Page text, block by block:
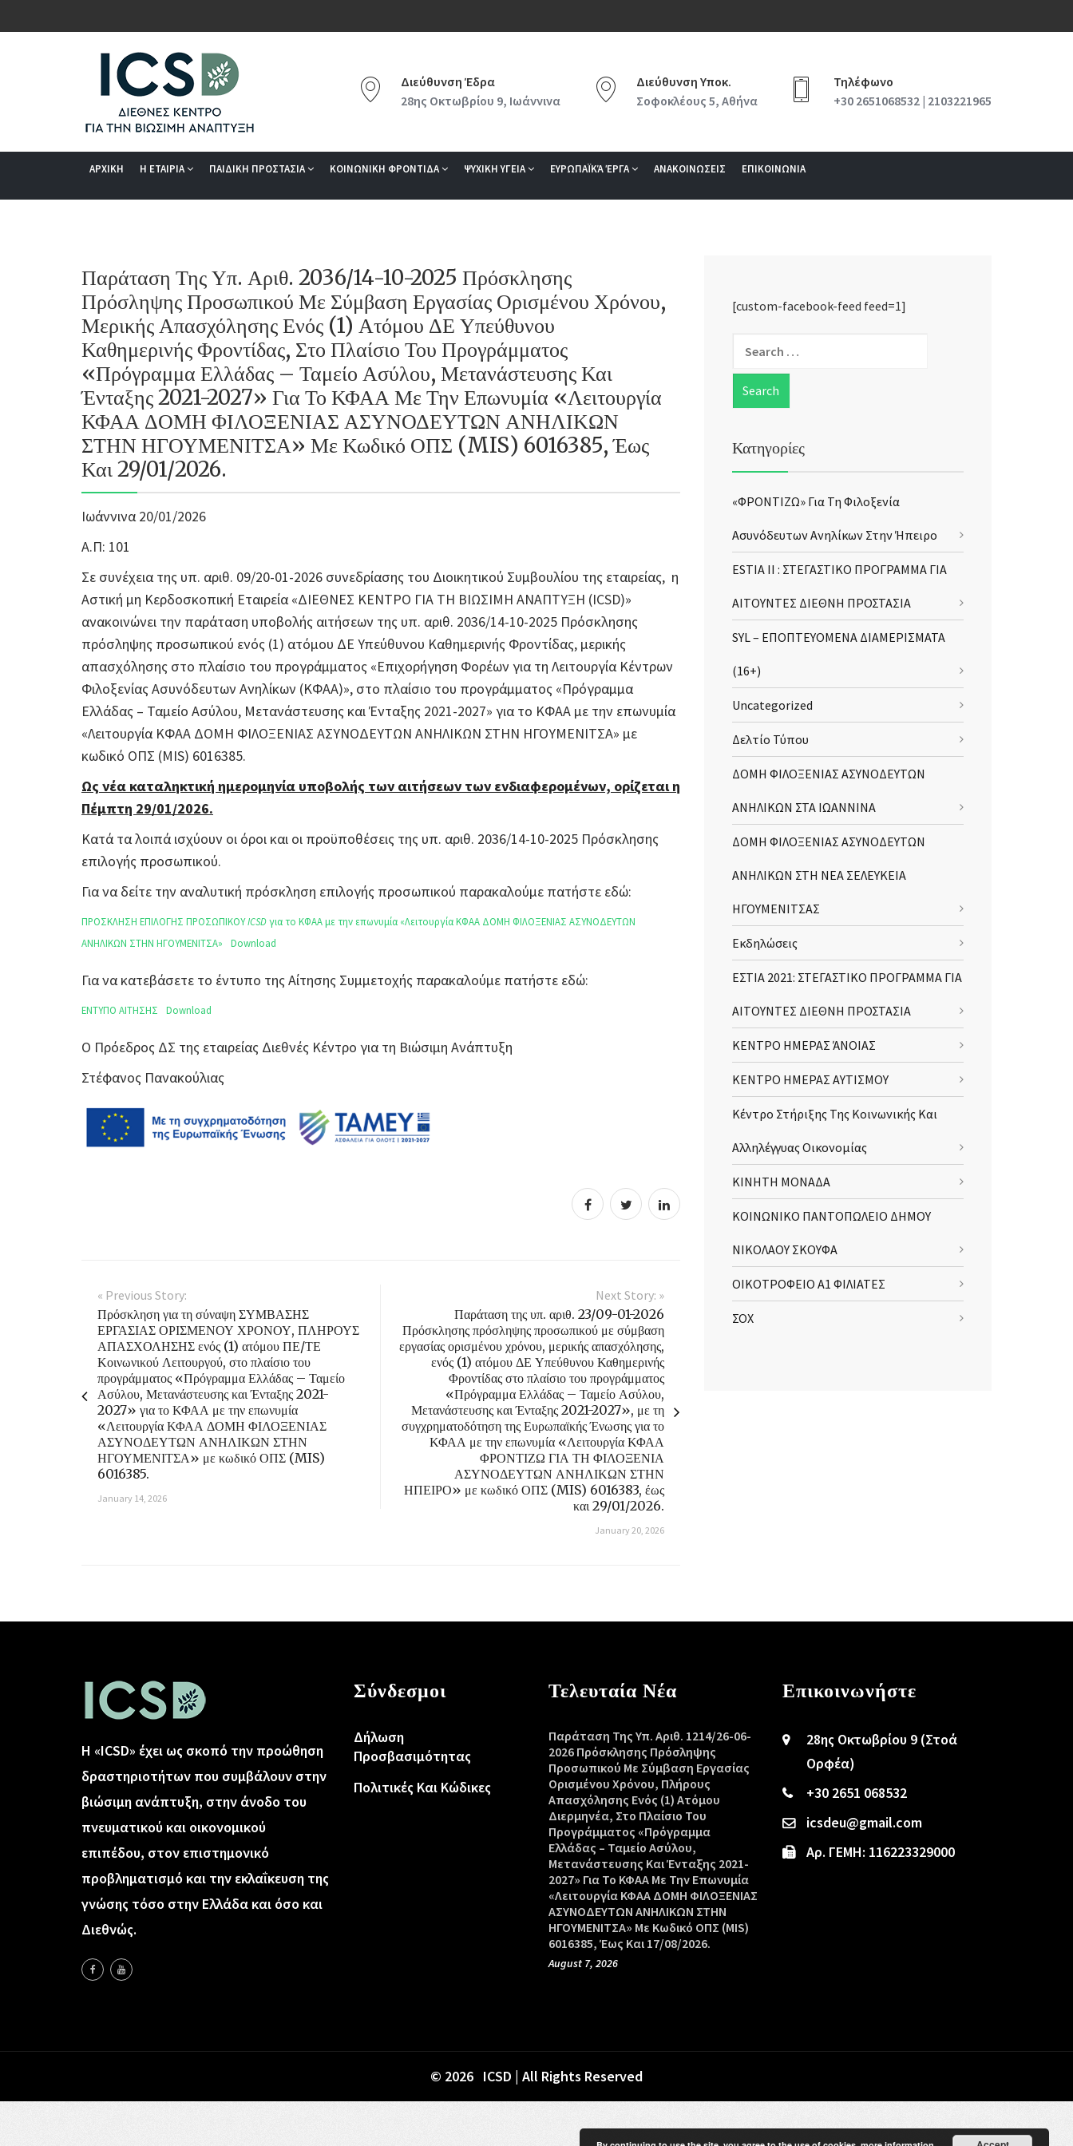
Διεύθυνση Έδρα
28ης Οκτωβρίου 9, Ιωάννινα
Διεύθυνση Υποκ.
Σοφοκλέους 5, Αθήνα
Τηλέφωνο
+30 2651068532 | 2103221965
ΑΡΧΙΚΗ Η ΕΤΑΙΡΙΑ ΠΑΙΔΙΚΗ ΠΡΟΣΤΑΣΙΑ ΚΟΙΝΩΝΙΚΗ ΦΡΟΝΤΙΔΑ ΨΥΧΙΚΗ ΥΓΕΙΑ ΕΥΡΩΠΑΪΚΆ ΈΡΓΑ ΑΝΑΚΟΙΝΩΣΕΙΣ ΕΠΙΚΟΙΝΩΝΙΑ
Παράταση Της Υπ. Αριθ. 2036/14-10-2025 Πρόσκλησης
Πρόσληψης Προσωπικού Με Σύμβαση Εργασίας Ορισμένου Χρόνου,
Μερικής Απασχόλησης Ενός (1) Ατόμου ΔΕ Υπεύθυνου
Καθημερινής Φροντίδας, Στο Πλαίσιο Του Προγράμματος
«Πρόγραμμα Ελλάδας – Ταμείο Ασύλου, Μετανάστευσης Και
Ένταξης 2021-2027» Για Το ΚΦΑΑ Με Την Επωνυμία «Λειτουργία
ΚΦΑΑ ΔΟΜΗ ΦΙΛΟΞΕΝΙΑΣ ΑΣΥΝΟΔΕΥΤΩΝ ΑΝΗΛΙΚΩΝ
ΣΤΗΝ ΗΓΟΥΜΕΝΙΤΣΑ» Με Κωδικό ΟΠΣ (MIS) 6016385, Έως
Και 29/01/2026.
Ιωάννινα 20/01/2026
Α.Π: 101
Σε συνέχεια της υπ. αριθ. 09/20-01-2026 συνεδρίασης του Διοικητικού Συμβουλίου της εταιρείας, η
Αστική μη Κερδοσκοπική Εταιρεία «ΔΙΕΘΝΕΣ ΚΕΝΤΡΟ ΓΙΑ ΤΗ ΒΙΩΣΙΜΗ ΑΝΑΠΤΥΞΗ (ICSD)»
ανακοινώνει την παράταση υποβολής αιτήσεων της υπ. αριθ. 2036/14-10-2025 Πρόσκλησης
πρόσληψης προσωπικού ενός (1) ατόμου ΔΕ Υπεύθυνου Καθημερινής Φροντίδας, μερικής
απασχόλησης στο πλαίσιο του προγράμματος «Επιχορήγηση Φορέων για τη Λειτουργία Κέντρων
Φιλοξενίας Ασυνόδευτων Ανηλίκων (ΚΦΑΑ)», στο πλαίσιο του προγράμματος «Πρόγραμμα
Ελλάδας – Ταμείο Ασύλου, Μετανάστευσης και Ένταξης 2021-2027» για το ΚΦΑΑ με την επωνυμία
«Λειτουργία ΚΦΑΑ ΔΟΜΗ ΦΙΛΟΞΕΝΙΑΣ ΑΣΥΝΟΔΕΥΤΩΝ ΑΝΗΛΙΚΩΝ ΣΤΗΝ ΗΓΟΥΜΕΝΙΤΣΑ» με
κωδικό ΟΠΣ (MIS) 6016385.
Ως νέα καταληκτική ημερομηνία υποβολής των αιτήσεων των ενδιαφερομένων, ορίζεται η
Πέμπτη 29/01/2026.
Κατά τα λοιπά ισχύουν οι όροι και οι προϋποθέσεις της υπ. αριθ. 2036/14-10-2025 Πρόσκλησης
επιλογής προσωπικού.
Για να δείτε την αναλυτική πρόσκληση επιλογής προσωπικού παρακαλούμε πατήστε εδώ:
ΠΡΟΣΚΛΗΣΗ ΕΠΙΛΟΓΗΣ ΠΡΟΣΩΠΙΚΟΥICSDγια το ΚΦΑΑ με την επωνυμία «Λειτουργία ΚΦΑΑ ΔΟΜΗ ΦΙΛΟΞΕΝΙΑΣ ΑΣΥΝΟΔΕΥΤΩΝ
ΑΝΗΛΙΚΩΝ ΣΤΗΝ ΗΓΟΥΜΕΝΙΤΣΑ»
Download
Για να κατεβάσετε το έντυπο της Αίτησης Συμμετοχής παρακαλούμε πατήστε εδώ:
ΕΝΤΥΠΟ ΑΙΤΗΣΗΣ Download
Ο Πρόεδρος ΔΣ της εταιρείας Διεθνές Κέντρο για τη Βιώσιμη Ανάπτυξη
Στέφανος Πανακούλιας
« Previous Story:
Πρόσκληση για τη σύναψη ΣΥΜΒΑΣΗΣ
ΕΡΓΑΣΙΑΣ ΟΡΙΣΜΕΝΟΥ ΧΡΟΝΟΥ, ΠΛΗΡΟΥΣ
ΑΠΑΣΧΟΛΗΣΗΣ ενός (1) ατόμου ΠΕ/ΤΕ
Κοινωνικού Λειτουργού, στο πλαίσιο του
προγράμματος «Πρόγραμμα Ελλάδας – Ταμείο
Ασύλου, Μετανάστευσης και Ένταξης 2021-
2027» για το ΚΦΑΑ με την επωνυμία
«Λειτουργία ΚΦΑΑ ΔΟΜΗ ΦΙΛΟΞΕΝΙΑΣ
ΑΣΥΝΟΔΕΥΤΩΝ ΑΝΗΛΙΚΩΝ ΣΤΗΝ
ΗΓΟΥΜΕΝΙΤΣΑ» με κωδικό ΟΠΣ (MIS)
6016385.
January 14, 2026
Next Story: »
Παράταση της υπ. αριθ. 23/09-01-2026
Πρόσκλησης πρόσληψης προσωπικού με σύμβαση
εργασίας ορισμένου χρόνου, μερικής απασχόλησης,
ενός (1) ατόμου ΔΕ Υπεύθυνου Καθημερινής
Φροντίδας στο πλαίσιο του προγράμματος
«Πρόγραμμα Ελλάδας – Ταμείο Ασύλου,
Μετανάστευσης και Ένταξης 2021-2027», με τη
συγχρηματοδότηση της Ευρωπαϊκής Ένωσης για το
ΚΦΑΑ με την επωνυμία «Λειτουργία ΚΦΑΑ
ΦΡΟΝΤΙΖΩ ΓΙΑ ΤΗ ΦΙΛΟΞΕΝΙΑ
ΑΣΥΝΟΔΕΥΤΩΝ ΑΝΗΛΙΚΩΝ ΣΤΗΝ
ΗΠΕΙΡΟ» με κωδικό ΟΠΣ (MIS) 6016383, έως
και 29/01/2026.
January 20, 2026
[custom-facebook-feed feed=1]
Κατηγορίες
«ΦΡΟΝΤΙΖΩ» Για Τη Φιλοξενία
Ασυνόδευτων Ανηλίκων Στην Ήπειρο
ESTIA II : ΣΤΕΓΑΣΤΙΚΟ ΠΡΟΓΡΑΜΜΑ ΓΙΑ
ΑΙΤΟΥΝΤΕΣ ΔΙΕΘΝΗ ΠΡΟΣΤΑΣΙΑ
SYL – ΕΠΟΠΤΕΥΟΜΕΝΑ ΔΙΑΜΕΡΙΣΜΑΤΑ
(16+)
Uncategorized
Δελτίο Τύπου
ΔΟΜΗ ΦΙΛΟΞΕΝΙΑΣ ΑΣΥΝΟΔΕΥΤΩΝ
ΑΝΗΛΙΚΩΝ ΣΤΑ ΙΩΑΝΝΙΝΑ
ΔΟΜΗ ΦΙΛΟΞΕΝΙΑΣ ΑΣΥΝΟΔΕΥΤΩΝ
ΑΝΗΛΙΚΩΝ ΣΤΗ ΝΕΑ ΣΕΛΕΥΚΕΙΑ
ΗΓΟΥΜΕΝΙΤΣΑΣ
Εκδηλώσεις
ΕΣΤΙΑ 2021: ΣΤΕΓΑΣΤΙΚΟ ΠΡΟΓΡΑΜΜΑ ΓΙΑ
ΑΙΤΟΥΝΤΕΣ ΔΙΕΘΝΗ ΠΡΟΣΤΑΣΙΑ
ΚΕΝΤΡΟ ΗΜΕΡΑΣ ΆΝΟΙΑΣ
ΚΕΝΤΡΟ ΗΜΕΡΑΣ ΑΥΤΙΣΜΟΥ
Κέντρο Στήριξης Της Κοινωνικής Και
Αλληλέγγυας Οικονομίας
ΚΙΝΗΤΗ ΜΟΝΑΔΑ
ΚΟΙΝΩΝΙΚΟ ΠΑΝΤΟΠΩΛΕΙΟ ΔΗΜΟΥ
ΝΙΚΟΛΑΟΥ ΣΚΟΥΦΑ
ΟΙΚΟΤΡΟΦΕΙΟ Α1 ΦΙΛΙΑΤΕΣ
ΣΟΧ
Η «ICSD» έχει ως σκοπό την προώθηση
δραστηριοτήτων που συμβάλουν στην
βιώσιμη ανάπτυξη, στην άνοδο του
πνευματικού και οικονομικού
επιπέδου, στον επιστημονικό
προβληματισμό και την εκλαΐκευση της
γνώσης τόσο στην Ελλάδα και όσο και
Διεθνώς.
Σύνδεσμοι
Δήλωση
Προσβασιμότητας
Πολιτικές Και Κώδικες
Τελευταία Νέα
Παράταση Της Υπ. Αριθ. 1214/26-06-
2026 Πρόσκλησης Πρόσληψης
Προσωπικού Με Σύμβαση Εργασίας
Ορισμένου Χρόνου, Πλήρους
Απασχόλησης Ενός (1) Ατόμου
Διερμηνέα, Στο Πλαίσιο Του
Προγράμματος «Πρόγραμμα
Ελλάδας – Ταμείο Ασύλου,
Μετανάστευσης Και Ένταξης 2021-
2027» Για Το ΚΦΑΑ Με Την Επωνυμία
«Λειτουργία ΚΦΑΑ ΔΟΜΗ ΦΙΛΟΞΕΝΙΑΣ
ΑΣΥΝΟΔΕΥΤΩΝ ΑΝΗΛΙΚΩΝ ΣΤΗΝ
ΗΓΟΥΜΕΝΙΤΣΑ» Με Κωδικό ΟΠΣ (MIS)
6016385, Έως Και 17/08/2026.
August 7, 2026
Επικοινωνήστε
28ης Οκτωβρίου 9 (Στοά
Ορφέα)
+30 2651 068532
icsdeu@gmail.com
Αρ. ΓΕΜΗ: 116223329000
© 2026 ICSD | All Rights Reserved